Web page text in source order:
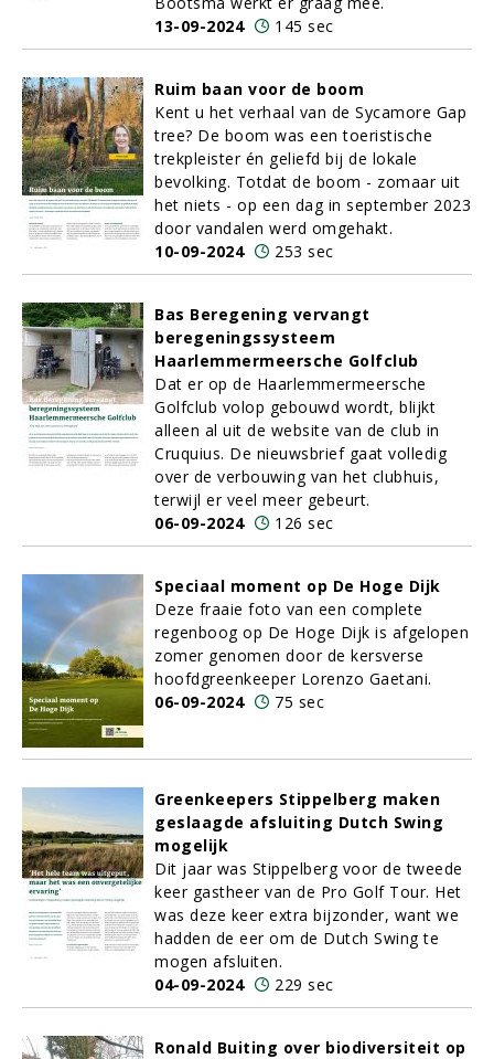
13-09-2024
145 sec
Ruim baan voor de boom
Kent u het verhaal van de Sycamore Gap
tree? De boom was een toeristische
trekpleister én geliefd bij de lokale
bevolking. Totdat de boom - zomaar uit
het niets - op een dag in september 2023
door vandalen werd omgehakt.
10-09-2024
253 sec
Bas Beregening vervangt
beregeningssysteem
Haarlemmermeersche Golfclub
Dat er op de Haarlemmermeersche
Golfclub volop gebouwd wordt, blijkt
alleen al uit de website van de club in
Cruquius. De nieuwsbrief gaat volledig
over de verbouwing van het clubhuis,
terwijl er veel meer gebeurt.
06-09-2024
126 sec
Speciaal moment op De Hoge Dijk
Deze fraaie foto van een complete
regenboog op De Hoge Dijk is afgelopen
zomer genomen door de kersverse
hoofdgreenkeeper Lorenzo Gaetani.
06-09-2024
75 sec
Greenkeepers Stippelberg maken
geslaagde afsluiting Dutch Swing
mogelijk
Dit jaar was Stippelberg voor de tweede
keer gastheer van de Pro Golf Tour. Het
was deze keer extra bijzonder, want we
hadden de eer om de Dutch Swing te
mogen afsluiten.
04-09-2024
229 sec
Ronald Buiting over biodiversiteit op